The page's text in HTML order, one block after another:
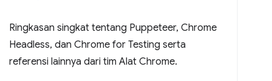
Ringkasan singkat tentang Puppeteer, Chrome
Headless, dan Chrome for Testing serta
referensi lainnya dari tim Alat Chrome.